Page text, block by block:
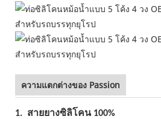
ความแตกต่างของ Passion
1. สายยางซิลิโคน 100%